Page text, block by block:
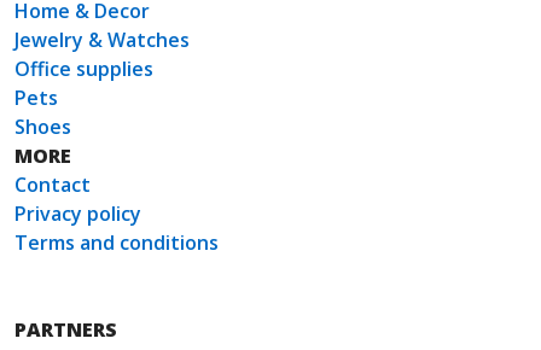
Home & Decor
Jewelry & Watches
Office supplies
Pets
Shoes
MORE
Contact
Privacy policy
Terms and conditions
PARTNERS